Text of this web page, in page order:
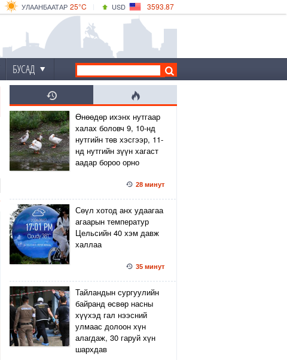
25°C
УЛААНБААТАР
30°C
ДАРХАН
25°C
ЭРДЭНЭТ
USD 3593.87
4141.04
БУСАД
Өнөөдөр ихэнх нутгаар
халах боловч 9, 10-нд
нутгийн төв хэсгээр, 11-
нд нутгийн зүүн хагаст
аадар бороо орно
28 минут
Сөүл хотод анх удаагаа
агаарын температур
Цельсийн 40 хэм давж
халлаа
35 минут
Тайландын сургуулийн
байранд өсвөр насны
хүүхэд гал нээсний
улмаас долоон хүн
алагдаж, 30 гаруй хүн
шархдав